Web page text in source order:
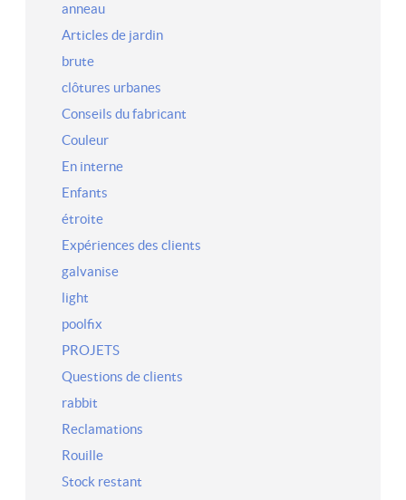
anneau
Articles de jardin
brute
clôtures urbanes
Conseils du fabricant
Couleur
En interne
Enfants
étroite
Expériences des clients
galvanise
light
poolfix
PROJETS
Questions de clients
rabbit
Reclamations
Rouille
Stock restant